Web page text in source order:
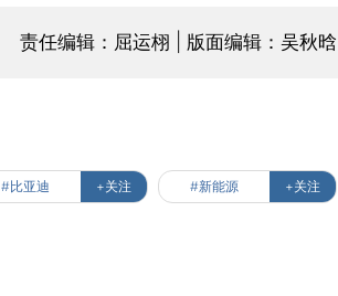
责任编辑：屈运栩 | 版面编辑：吴秋晗
#比亚迪 +关注 #新能源 +关注